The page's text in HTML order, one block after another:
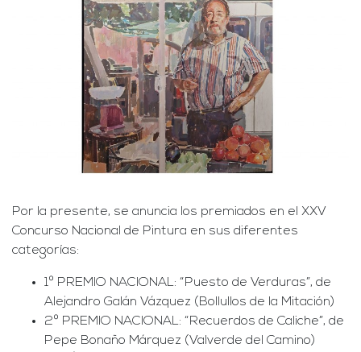
Por la presente, se anuncia los premiados en el XXV
Concurso Nacional de Pintura en sus diferentes
categorías:
1º PREMIO NACIONAL: “Puesto de Verduras”, de
Alejandro Galán Vázquez (Bollullos de la Mitación)
2º PREMIO NACIONAL: “Recuerdos de Caliche”, de
Pepe Bonaño Márquez (Valverde del Camino)